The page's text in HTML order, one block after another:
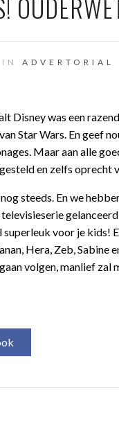
IN ADVERTORIAL
was een razend
Star Wars. En geef
Maar aan alle
en zelfs oprecht
steeds. En we
voor je kids!
Hera, Zeb, Sabine
volgen, manlief zal